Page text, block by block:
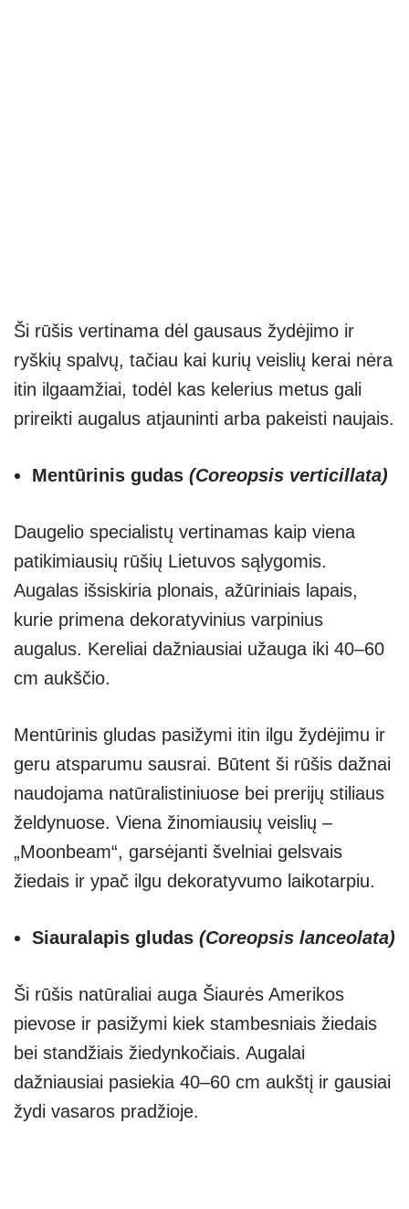
Ši rūšis vertinama dėl gausaus žydėjimo ir
ryškių spalvų, tačiau kai kurių veislių kerai nėra
itin ilgaamžiai, todėl kas kelerius metus gali
prireikti augalus atjauninti arba pakeisti naujais.
Mentūrinis gudas (Coreopsis verticillata)
Daugelio specialistų vertinamas kaip viena
patikimiausių rūšių Lietuvos sąlygomis.
Augalas išsiskiria plonais, ažūriniais lapais,
kurie primena dekoratyvinius varpinius
augalus. Kereliai dažniausiai užauga iki 40–60
cm aukščio.
Mentūrinis gludas pasižymi itin ilgu žydėjimu ir
geru atsparumu sausrai. Būtent ši rūšis dažnai
naudojama natūralistiniuose bei prerijų stiliaus
želdynuose. Viena žinomiausių veislių –
„Moonbeam“, garsėjanti švelniai gelsvais
žiedais ir ypač ilgu dekoratyvumo laikotarpiu.
Siauralapis gludas (Coreopsis lanceolata)
Ši rūšis natūraliai auga Šiaurės Amerikos
pievose ir pasižymi kiek stambesniais žiedais
bei standžiais žiedynkočiais. Augalai
dažniausiai pasiekia 40–60 cm aukštį ir gausiai
žydi vasaros pradžioje.